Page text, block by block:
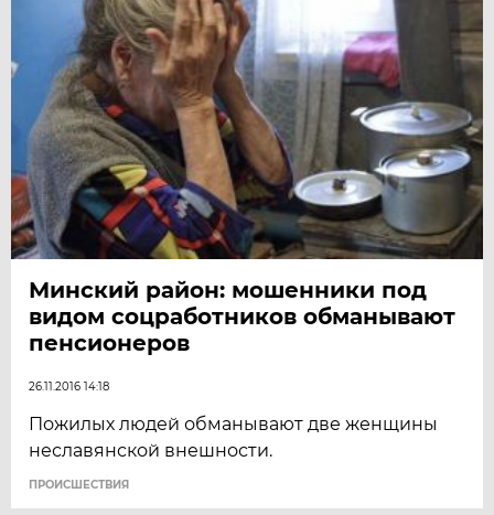
Минский район: мошенники под
видом соцработников обманывают
пенсионеров
26.11.2016 14:18
Пожилых людей обманывают две женщины
неславянской внешности.
ПРОИСШЕСТВИЯ